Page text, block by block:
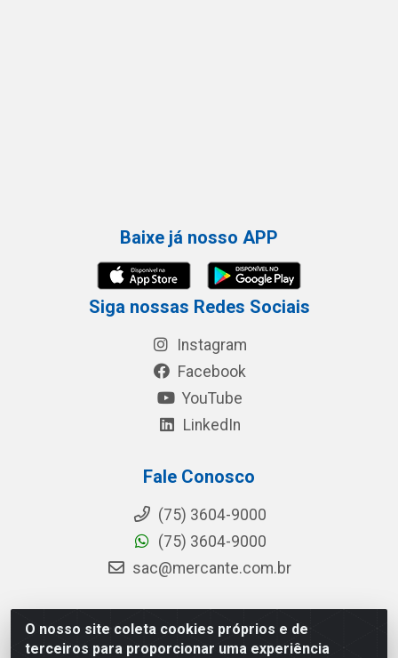
O nosso site coleta cookies próprios e de
terceiros para proporcionar uma experiência
Baixe já nosso APP
Siga nossas Redes Sociais
Instagram
Facebook
YouTube
LinkedIn
Fale Conosco
(75) 3604-9000
(75) 3604-9000
sac@mercante.com.br
Mercante Distribuidora - Rua Mercante, 699 - Aviário,